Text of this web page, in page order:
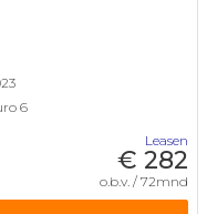
6
Leasen
€ 282
o.b.v. / 72mnd